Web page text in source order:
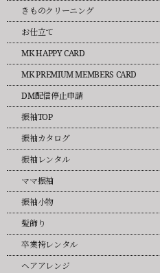
きものクリーニング
お仕立て
MK HAPPY CARD
MK PREMIUM MEMBERS CARD
DM配信停止申請
振袖TOP
振袖カタログ
振袖レンタル
ママ振袖
振袖小物
髪飾り
卒業袴レンタル
ヘアアレンジ